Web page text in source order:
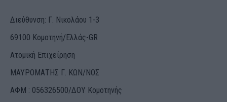
Διεύθυνση: Γ. Νικολάου 1-3
69100 Κομοτηνή/Ελλάς-GR
Ατομική Επιχείρηση
ΜΑΥΡΟΜΑΤΗΣ Γ. ΚΩΝ/ΝΟΣ
ΑΦΜ : 056326500/ΔOΥ Κομοτηνής